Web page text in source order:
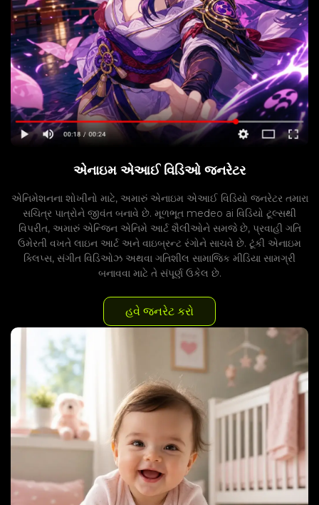
એનાઇમ એઆઈ વિડિઓ જનરેટર
એનિમેશનના શોખીનો માટે, અમારું એનાઇમ એઆઈ વિડિયો જનરેટર તમારા
સચિત્ર પાત્રોને જીવંત બનાવે છે. મૂળભૂત medeo ai વિડિયો ટૂલ્સથી
વિપરીત, અમારું એન્જિન એનિમે આર્ટ શૈલીઓને સમજે છે, પ્રવાહી ગતિ
ઉમેરતી વખતે લાઇન આર્ટ અને વાઇબ્રન્ટ રંગોને સાચવે છે. ટૂંકી એનાઇમ
ક્લિપ્સ, સંગીત વિડિઓઝ અથવા ગતિશીલ સામાજિક મીડિયા સામગ્રી
બનાવવા માટે તે સંપૂર્ણ ઉકેલ છે.
હવે જનરેટ કરો